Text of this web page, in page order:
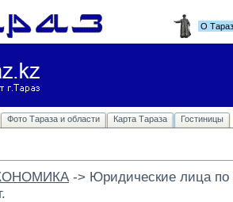
О
Фото Тараза и области Карта Тараза Гостиницы
-> Юридические лица